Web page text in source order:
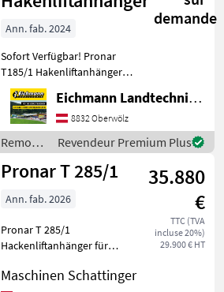
demande
Ann. fab. 2024
Sofort Verfügbar! Pronar
T185/1 Hakenliftanhänger.
AKTION Ausstattung &
Details: - Tandemfahrwerk
mit Parabelfederung mit
dem Achsenabstand (mm):
1325 - Starre
Eichmann Landtechnik GmbH
8832 Oberwölz
Remorques
/ Pronar
Revendeur Premium Plus
Pronar T 285/1
35.880
€
TTC (TVA
incluse 20%)
29.900 € HT
Ann. fab. 2026
Pronar T 285/1
Hackenliftanhänger für
Bereifung 385/60 R 22.5 bis
Maschinen Schattinger